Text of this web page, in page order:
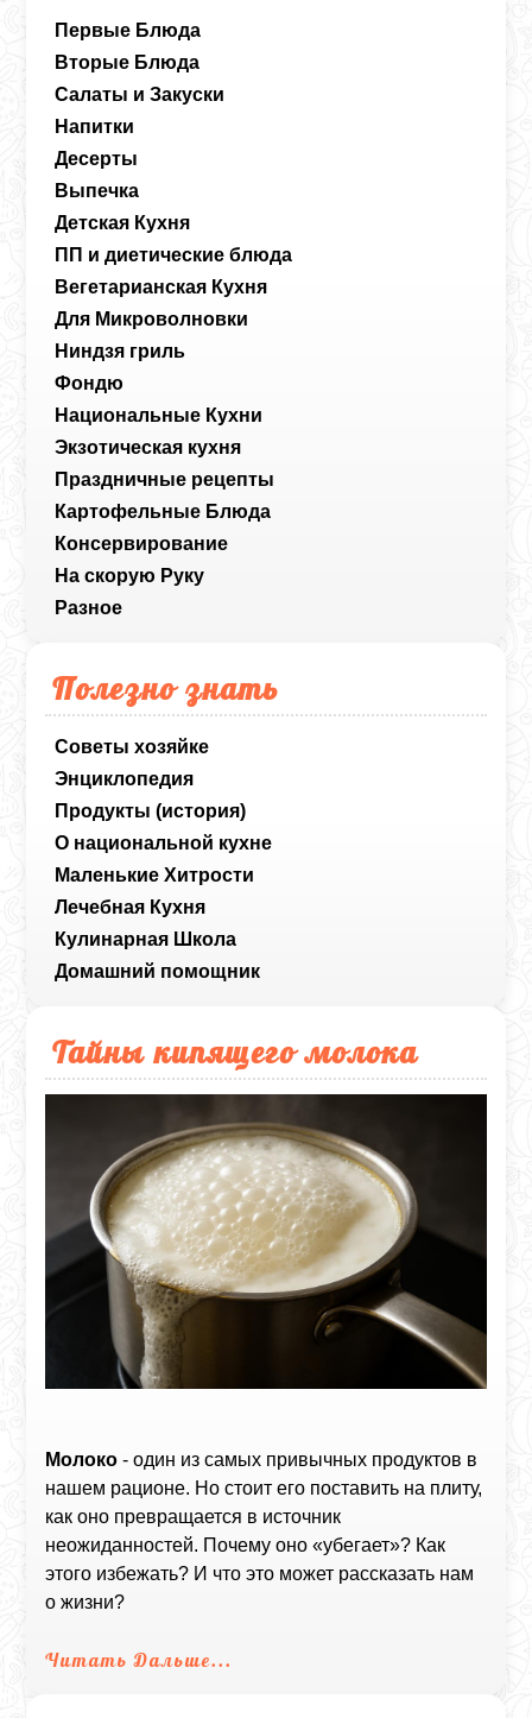
Первые Блюда
Вторые Блюда
Салаты и Закуски
Напитки
Десерты
Выпечка
Детская Кухня
ПП и диетические блюда
Вегетарианская Кухня
Для Микроволновки
Ниндзя гриль
Фондю
Национальные Кухни
Экзотическая кухня
Праздничные рецепты
Картофельные Блюда
Консервирование
На скорую Руку
Разное
Полезно знать
Советы хозяйке
Энциклопедия
Продукты (история)
О национальной кухне
Маленькие Хитрости
Лечебная Кухня
Кулинарная Школа
Домашний помощник
Тайны кипящего молока
Молоко - один из самых привычных продуктов в
нашем рационе. Но стоит его поставить на плиту,
как оно превращается в источник
неожиданностей. Почему оно «убегает»? Как
этого избежать? И что это может рассказать нам
о жизни?
Читать Дальше...